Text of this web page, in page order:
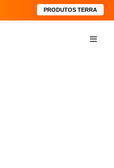
PRODUTOS TERRA